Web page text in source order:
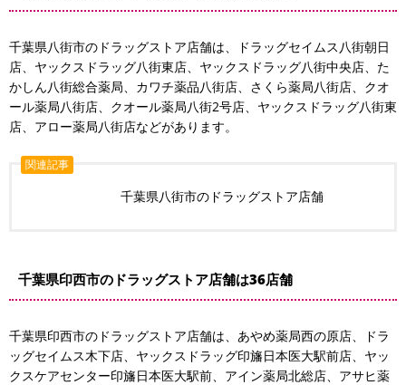
千葉県八街市のドラッグストア店舗は、ドラッグセイムス八街朝日
店、ヤックスドラッグ八街東店、ヤックスドラッグ八街中央店、た
かしん八街総合薬局、カワチ薬品八街店、さくら薬局八街店、クオ
ール薬局八街店、クオール薬局八街2号店、ヤックスドラッグ八街東
店、アロー薬局八街店などがあります。
関連記事
千葉県八街市のドラッグストア店舗
千葉県印西市のドラッグストア店舗は36店舗
千葉県印西市のドラッグストア店舗は、あやめ薬局西の原店、ドラ
ッグセイムス木下店、ヤックスドラッグ印旛日本医大駅前店、ヤッ
クスケアセンター印旛日本医大駅前、アイン薬局北総店、アサヒ薬